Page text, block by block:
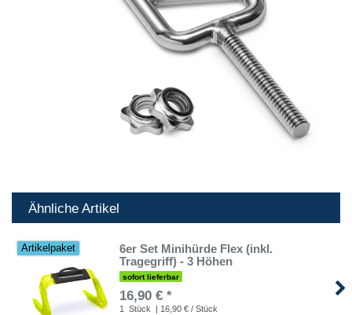
Ähnliche Artikel
Artikelpaket
6er Set Minihürde Flex (inkl.
Tragegriff) - 3 Höhen
sofort lieferbar
16,90 € *
1 Stück | 16,90 € / Stück